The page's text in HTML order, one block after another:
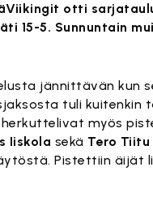
otti
15-5. Sunnuntain
jännittävän kun
tuli kuitenkin
myös
Iiskola sekä Tero Tiitu
Pistettiin äijät